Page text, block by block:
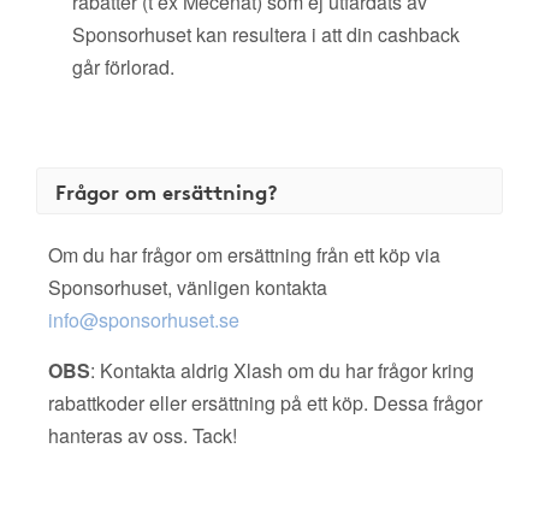
Sponsorhuset kan resultera i att din cashback
går förlorad.
Frågor om ersättning?
Om du har frågor om ersättning från ett köp via
Sponsorhuset, vänligen kontakta
info@sponsorhuset.se
OBS: Kontakta aldrig Xlash om du har frågor kring
rabattkoder eller ersättning på ett köp. Dessa frågor
hanteras av oss. Tack!